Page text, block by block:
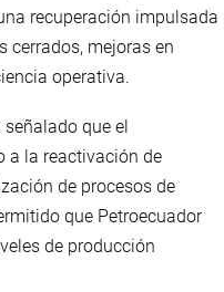
recuperación impulsada
cerrados, mejoras en
operativa.
que el
a la reactivación de
de procesos de
que Petroecuador
de producción